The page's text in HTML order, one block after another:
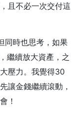
且不必一次交付這
同時也思考，如果
繼續放大資產，之
壓力。我覺得30
讓金錢繼續滾動，
！